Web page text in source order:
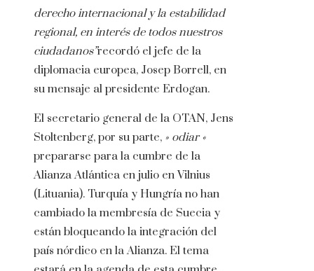
derecho internacional y la estabilidad
regional, en interés de todos nuestros
ciudadanos”recordó el jefe de la
diplomacia europea, Josep Borrell, en
su mensaje al presidente Erdogan.
El secretario general de la OTAN, Jens
Stoltenberg, por su parte, » odiar «
prepararse para la cumbre de la
Alianza Atlántica en julio en Vilnius
(Lituania). Turquía y Hungría no han
cambiado la membresía de Suecia y
están bloqueando la integración del
país nórdico en la Alianza. El tema